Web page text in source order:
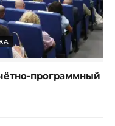
программный